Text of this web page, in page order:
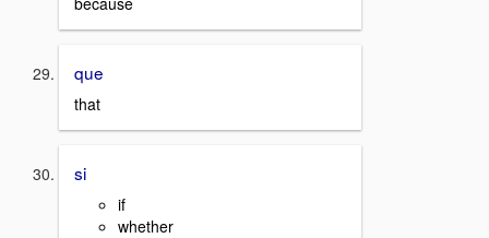
que
that
si
if
whether